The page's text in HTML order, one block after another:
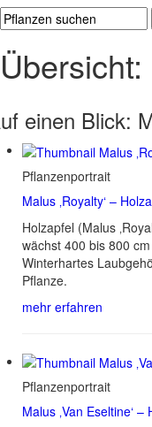
einen Blick:
Pflanzenportrait
Malus ‚Royalty‘ –
Holzapfel (Malus
wächst 400 bis 800
Winterhartes
Pflanze.
mehr erfahren
Pflanzenportrait
Malus ‚Van Eseltine‘ –